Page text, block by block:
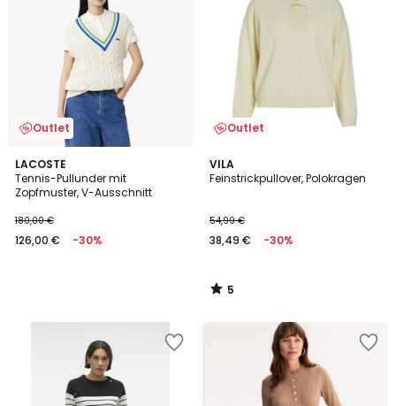
Outlet
LACOSTE
Tennis-Pullunder mit
Zopfmuster, V-Ausschnitt
180,00 €
126,00 € -30%
Outlet
VILA
Feinstrickpullover, Polokragen
54,99 €
38,49 € -30%
5
/
5
/